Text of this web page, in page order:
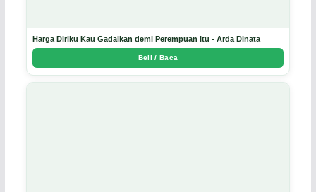
Harga Diriku Kau Gadaikan demi Perempuan Itu - Arda Dinata
Beli / Baca